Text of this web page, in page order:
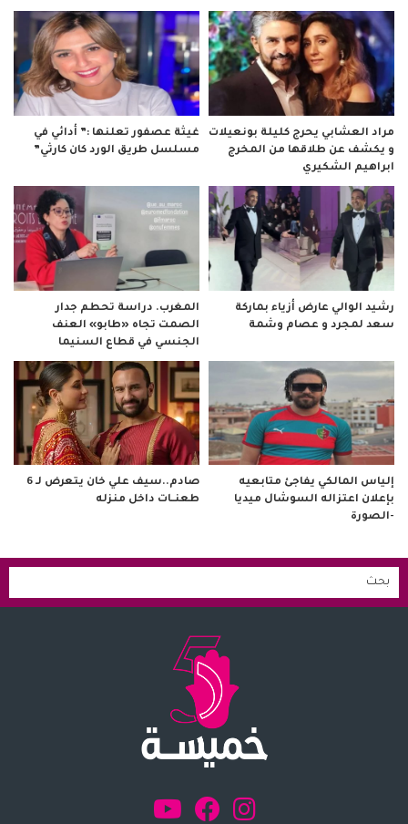
مراد العشابي يحرج كليلة بونعيلات
و يكشف عن طلاقها من المخرج
ابراهيم الشكيري
غيثة عصفور تعلنها :” أدائي في
مسلسل طريق الورد كان كارثي”
رشيد الوالي عارض أزياء بماركة
سعد لمجرد و عصام وشمة
المغرب. دراسة تحطم جدار
الصمت تجاه «طابو» العنف
الجنسي في قطاع السنيما
إلياس المالكي يفاجئ متابعيه
بإعلان اعتزاله السوشال ميديا
-الصورة
صادم..سيف علي خان يتعرض لـ 6
طعنــات داخل منزله